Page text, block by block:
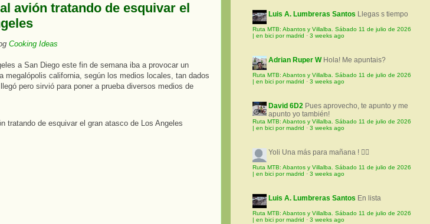
avión tratando de esquivar el
Cooking Ideas
a San Diego este fin de semana iba a provocar un
megalópolis california, según los medios locales, tan dados
pero sirvió para poner a prueba diversos medios de
Luis A. Lumbreras Santos Llegas s tiempo
Ruta MTB: Abantos y Villalba. Sábado 11 de julio de 2026
| en bici por madrid · 3 weeks ago
Adrian Ruper W Hola! Me apuntais?
Ruta MTB: Abantos y Villalba. Sábado 11 de julio de 2026
| en bici por madrid · 3 weeks ago
David 6D2 Pues aprovecho, te apunto y me
apunto yo también!
Ruta MTB: Abantos y Villalba. Sábado 11 de julio de 2026
| en bici por madrid · 3 weeks ago
Yoli Una más para mañana ! 🚵‍♀️
Ruta MTB: Abantos y Villalba. Sábado 11 de julio de 2026
| en bici por madrid · 3 weeks ago
Luis A. Lumbreras Santos En lista
Ruta MTB: Abantos y Villalba. Sábado 11 de julio de 2026
| en bici por madrid · 3 weeks ago